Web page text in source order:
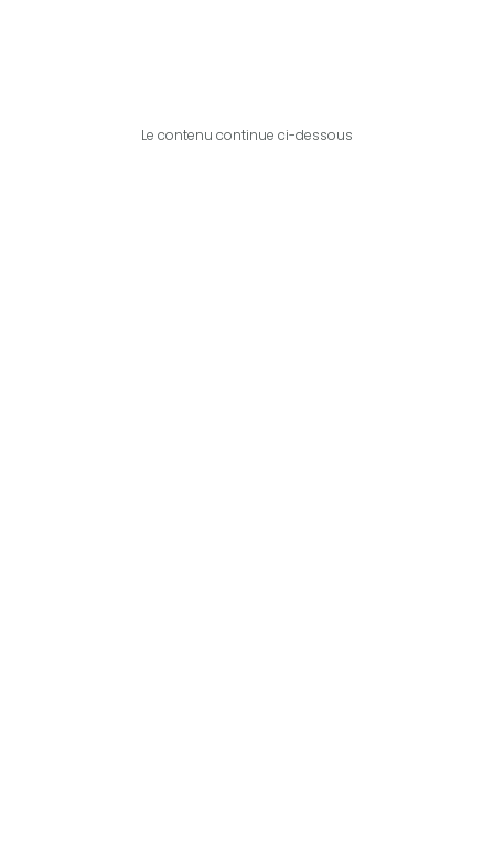
Le contenu continue ci-dessous